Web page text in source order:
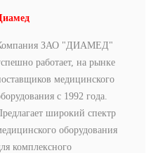
ЗАО "ДИАМЕД"
работает, на рынке
медицинского
с 1992 года.
широкий спектр
оборудования
комплексного